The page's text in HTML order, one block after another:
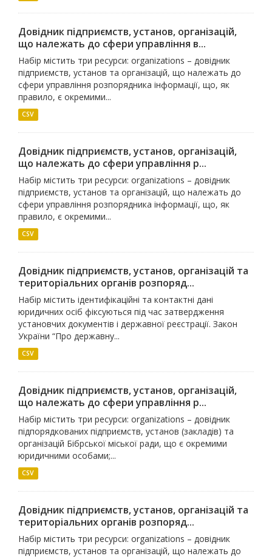
Довідник підприємств, установ, організацій,
що належать до сфери управління в...
Набір містить три ресурси: organizations – довідник
підприємств, установ та організацій, що належать до
сфери управління розпорядника інформації, що, як
правило, є окремими...
CSV
Довідник підприємств, установ, організацій,
що належать до сфери управління р...
Набір містить три ресурси: organizations – довідник
підприємств, установ та організацій, що належать до
сфери управління розпорядника інформації, що, як
правило, є окремими...
CSV
Довідник підприємств, установ, організацій та
територіальних органів розпоряд...
Набір містить ідентифікаційні та контактні дані
юридичних осіб фіксуються під час затвердження
установчих документів і державної реєстрації. Закон
України “Про державну...
CSV
Довідник підприємств, установ, організацій,
що належать до сфери управління р...
Набір містить три ресурси: organizations – довідник
підпорядкованих підприємств, установ (закладів) та
організацій Бібрської міської ради, що є окремими
юридичними особами;...
CSV
Довідник підприємств, установ, організацій та
територіальних органів розпоряд...
Набір містить три ресурси: organizations – довідник
підприємств, установ та організацій, що належать до